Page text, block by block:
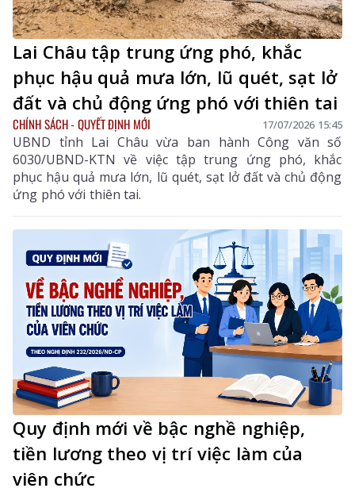
Lai Châu tập trung ứng phó, khắc
phục hậu quả mưa lớn, lũ quét, sạt lở
đất và chủ động ứng phó với thiên tai
CHÍNH SÁCH - QUYẾT ĐỊNH MỚI 17/07/2026 15:45
UBND tỉnh Lai Châu vừa ban hành Công văn số
6030/UBND-KTN về việc tập trung ứng phó, khắc
phục hậu quả mưa lớn, lũ quét, sạt lở đất và chủ động
ứng phó với thiên tai.
Quy định mới về bậc nghề nghiệp,
tiền lương theo vị trí việc làm của
viên chức